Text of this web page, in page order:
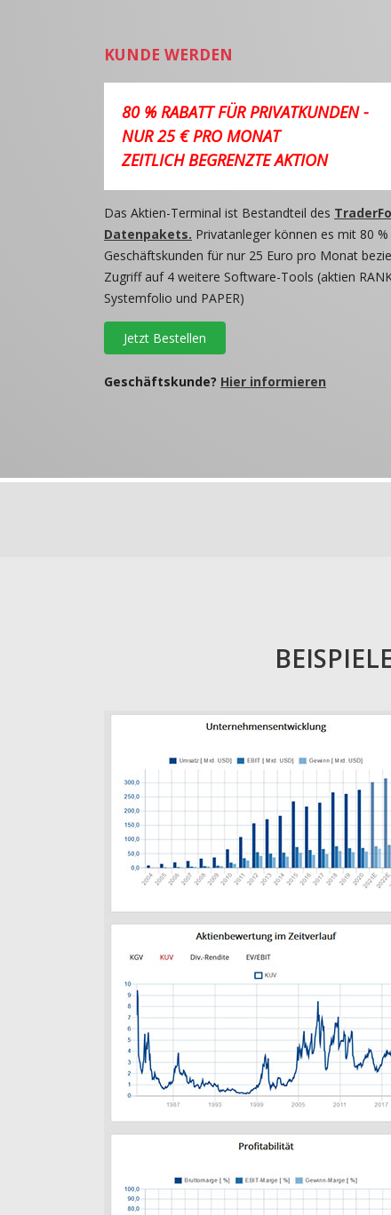
KUNDE WERDEN
80 % RABATT FÜR PRIVATKUNDEN -
NUR 25 € PRO MONAT
ZEITLICH BEGRENZTE AKTION
Das Aktien-Terminal ist Bestandteil des
Datenpakets. Privatanleger können es mit 80
Geschäftskunden für nur 25 Euro pro Monat
Zugriff auf 4 weitere Software-Tools (aktien
Systemfolio und PAPER)
Jetzt Bestellen
Geschäftskunde? Hier informieren